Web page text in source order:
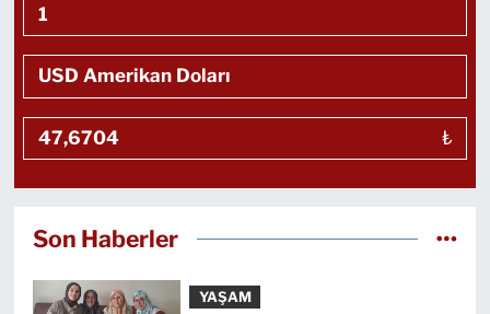
₺
Son Haberler
YAŞAM